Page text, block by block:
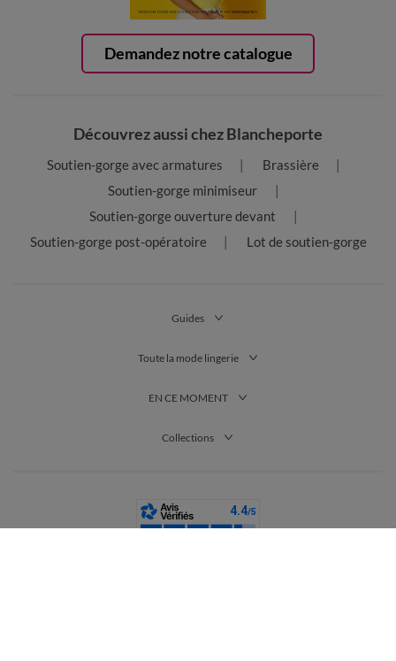
Demandez notre catalogue
Découvrez aussi chez Blancheporte
Soutien-gorge avec armatures
Brassière
Soutien-gorge minimiseur
Soutien-gorge ouverture devant
Soutien-gorge post-opératoire
Lot de soutien-gorge
Guides
Toute la mode lingerie
EN CE MOMENT
Collections